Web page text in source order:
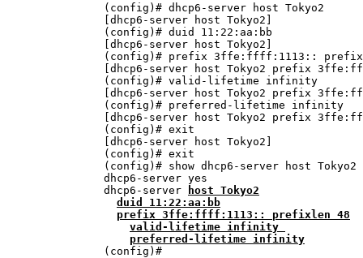
(config)# dhcp6-server host Tokyo2
[dhcp6-server host Tokyo2]
(config)# duid 11:22:aa:bb
[dhcp6-server host Tokyo2]
(config)# prefix 3ffe:ffff:1113::
[dhcp6-server host Tokyo2 prefix
(config)# valid-lifetime infinity
[dhcp6-server host Tokyo2 prefix
(config)# preferred-lifetime infinity
[dhcp6-server host Tokyo2 prefix
(config)# exit
[dhcp6-server host Tokyo2]
(config)# exit
(config)# show dhcp6-server host Tokyo2
dhcp6-server yes
dhcp6-server
host Tokyo2
duid 11:22:aa:bb
prefix 3ffe:ffff:1113:: prefixlen 48
valid-lifetime infinity
preferred-lifetime infinity
(config)#